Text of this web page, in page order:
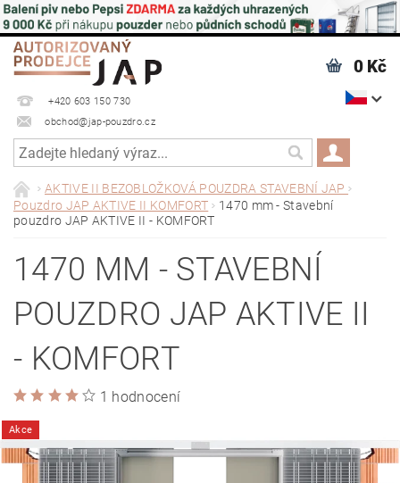
+420 603 150 730
obchod@jap-pouzdro.cz
0 Kč
AKTIVE II BEZOBLOŽKOVÁ POUZDRA STAVEBNÍ JAP
Pouzdro JAP AKTIVE II KOMFORT
1470 mm - Stavební
pouzdro JAP AKTIVE II - KOMFORT
1470 MM - STAVEBNÍ
POUZDRO JAP AKTIVE II
- KOMFORT
1 hodnocení
Akce